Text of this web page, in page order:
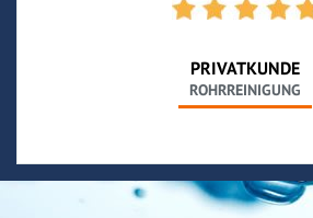
PRIVATKUNDE
ROHRREINIGUNG